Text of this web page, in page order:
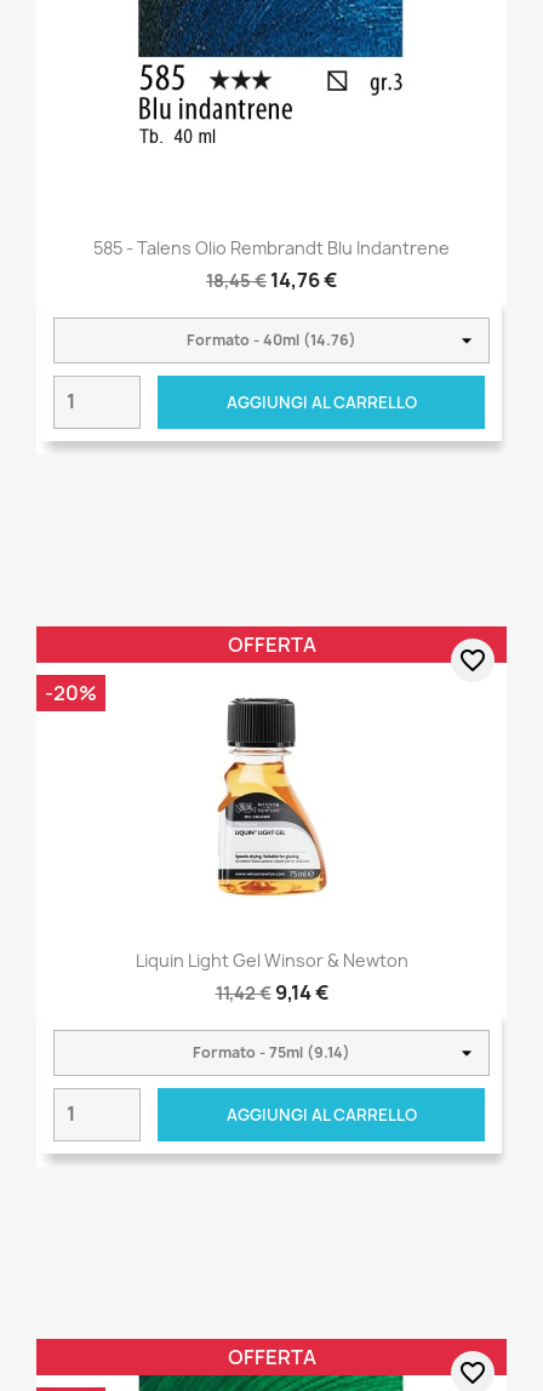
585 - Talens Olio Rembrandt Blu Indantrene
18,45 € 14,76 €
AGGIUNGI AL CARRELLO
Liquin Light Gel Winsor & Newton
11,42 € 9,14 €
AGGIUNGI AL CARRELLO
OFFERTA
-20%
favorite_border
OFFERTA
favorite_border